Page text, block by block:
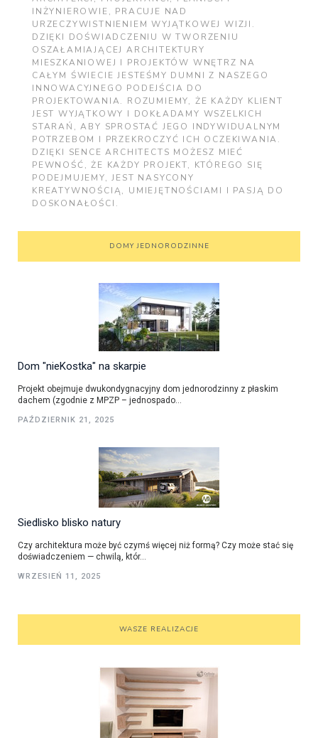
INŻYNIEROWIE, PRACUJE NAD
URZECZYWISTNIENIEM WYJĄTKOWEJ WIZJI.
DZIĘKI DOŚWIADCZENIU W TWORZENIU
OSZAŁAMIAJĄCEJ ARCHITEKTURY
MIESZKANIOWEJ I PROJEKTÓW WNĘTRZ NA
CAŁYM ŚWIECIE JESTEŚMY DUMNI Z NASZEGO
INNOWACYJNEGO PODEJŚCIA DO
PROJEKTOWANIA. ROZUMIEMY, ŻE KAŻDY KLIENT
JEST WYJĄTKOWY I DOKŁADAMY WSZELKICH
STARAŃ, ABY SPROSTAĆ JEGO INDYWIDUALNYM
POTRZEBOM I PRZEKROCZYĆ ICH OCZEKIWANIA.
DZIĘKI SENCE ARCHITECTS MOŻESZ MIEĆ
PEWNOŚĆ, ŻE KAŻDY PROJEKT, KTÓREGO SIĘ
PODEJMUJEMY, JEST NASYCONY
KREATYWNOŚCIĄ, UMIEJĘTNOŚCIAMI I PASJĄ DO
DOSKONAŁOŚCI.
DOMY JEDNORODZINNE
Dom "nieKostka" na skarpie
Projekt obejmuje dwukondygnacyjny dom jednorodzinny z płaskim
dachem (zgodnie z MPZP – jednospado...
PAŹDZIERNIK 21, 2025
Siedlisko blisko natury
Czy architektura może być czymś więcej niż formą? Czy może stać się
doświadczeniem — chwilą, któr...
WRZESIEŃ 11, 2025
WASZE REALIZACJE